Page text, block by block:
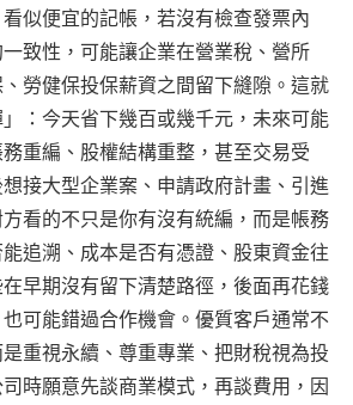
似便宜的記帳，若沒有檢查發票內
致性，可能讓企業在營業稅、營所
勞健保投保薪資之間留下縫隙。這就
：今天省下幾百或幾千元，未來可能
重編、股權結構重整，甚至交易受
接大型企業案、申請政府計畫、引進
看的不只是你有沒有統編，而是帳務
追溯、成本是否有憑證、股東資金往
早期沒有留下清楚路徑，後面再花錢
可能錯過合作機會。優質客戶通常不
重視永續、尊重專業、把財稅視為投
時願意先談商業模式，再談費用，因